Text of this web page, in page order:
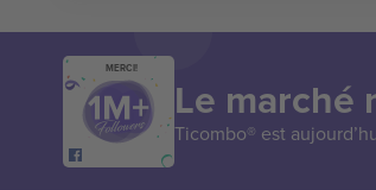
MERCI!
Le marché
Ticombo® est